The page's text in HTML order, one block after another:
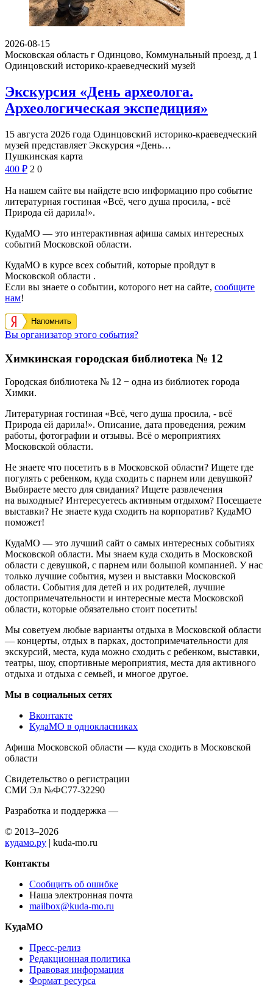
2026-08-15
Московская область г Одинцово, Коммунальный проезд, д 1
Одинцовский историко-краеведческий музей
Экскурсия «День археолога.
Археологическая экспедиция»
15 августа 2026 года Одинцовский историко-краеведческий
музей представляет Экскурсия «День…
Пушкинская карта
400 ₽ 2 0
На нашем сайте вы найдете всю информацию про событие
литературная гостиная «Всё, чего душа просила, - всё
Природа ей дарила!».
КудаМО — это интерактивная афиша самых интересных
событий Московской области.
КудаМО в курсе всех событий, которые пройдут в
Московской области .
Если вы знаете о событии, которого нет на сайте, сообщите
нам!
Напомнить
Вы организатор этого события?
Химкинская городская библиотека № 12
Городская библиотека № 12 − одна из библиотек города
Химки.
Литературная гостиная «Всё, чего душа просила, - всё
Природа ей дарила!». Описание, дата проведения, режим
работы, фотографии и отзывы. Всё о мероприятиях
Московской области.
Не знаете что посетить в в Московской области? Ищете где
погулять с ребенком, куда сходить с парнем или девушкой?
Выбираете место для свидания? Ищете развлечения
на выходные? Интересуетесь активным отдыхом? Посещаете
выставки? Не знаете куда сходить на корпоратив? КудаМО
поможет!
КудаМО — это лучший сайт о самых интересных событиях
Московской области. Мы знаем куда сходить в Московской
области с девушкой, с парнем или большой компанией. У нас
только лучшие события, музеи и выставки Московской
области. События для детей и их родителей, лучшие
достопримечательности и интересные места Московской
области, которые обязательно стоит посетить!
Мы советуем любые варианты отдыха в Московской области
— концерты, отдых в парках, достопримечательности для
экскурсий, места, куда можно сходить с ребенком, выставки,
театры, шоу, спортивные мероприятия, места для активного
отдыха и отдыха с семьей, и многое другое.
Мы в социальных сетях
Вконтакте
КудаМО в однокласниках
Афиша Московской области — куда сходить в Московской
области
Свидетельство о регистрации
СМИ Эл №ФС77-32290
Разработка и поддержка —
© 2013–2026
кудамо.ру | kuda-mo.ru
Контакты
Сообщить об ошибке
Наша электронная почта
mailbox@kuda-mo.ru
КудаМО
Пресс-релиз
Редакционная политика
Правовая информация
Формат ресурса